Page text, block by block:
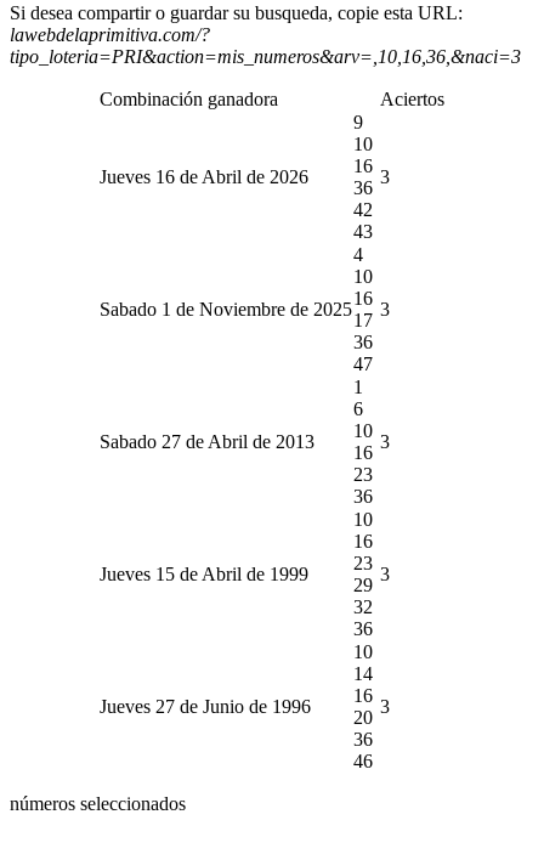
Si desea compartir o guardar su busqueda, copie esta URL:
lawebdelaprimitiva.com/?
tipo_loteria=PRI&action=mis_numeros&arv=,10,16,36,&naci=3
Combinación ganadora Aciertos
Jueves 16 de Abril de 2026
9
10
16
36
42
43
3
Sabado 1 de Noviembre de 2025
4
10
16
17
36
47
3
Sabado 27 de Abril de 2013
1
6
10
16
23
36
3
Jueves 15 de Abril de 1999
10
16
23
29
32
36
3
Jueves 27 de Junio de 1996
10
14
16
20
36
46
3
números seleccionados